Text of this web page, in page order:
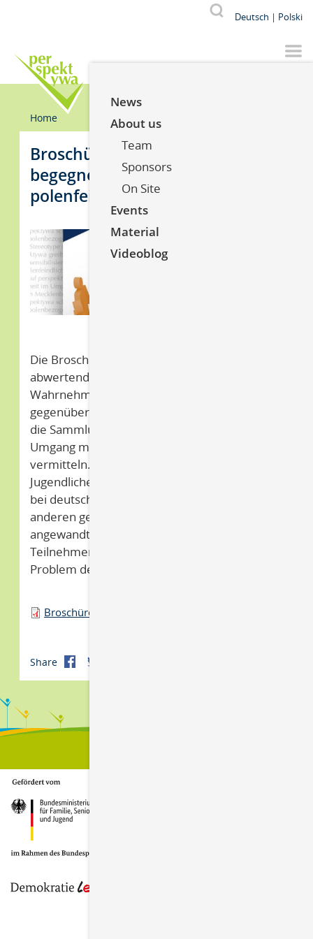
content
Od
News
About us
Team
Sponsors
On Site
Events
Material
Videoblog
Suche
Deutsch Polski
Breadcrumb
Home
Broschüre: Vorurteilen
begegnen. Methodenblätter zu
polenfeindlichen Ressentiments
Die Broschüre zielt einerseits darauf ab, für
abwertendene Stereotype und
Wahrnehmungen zu sensibilisieren, die
gegenüber Polen bestehen. Andererseits soll
die Sammlung Handlungssicherheit im
Umgang mit polenfeindlichen Einstellungen
vermitteln. Sie kann im Unterricht mit
Jugendlichen, in Seminaren mit Erwachsenen,
bei deutsch-polnischen Begegnungen und
anderen geeigneten Veranstaltungen
angewandt werden. Jede Methode bietet den
Teilnehmenden einen anderen Zugang zum
Problem der Polenfeindlichkeit.
Broschüre Vorurteilen begegnen
Share